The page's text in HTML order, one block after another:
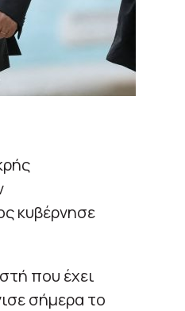
κυβέρνησε
που έχει
σήμερα το